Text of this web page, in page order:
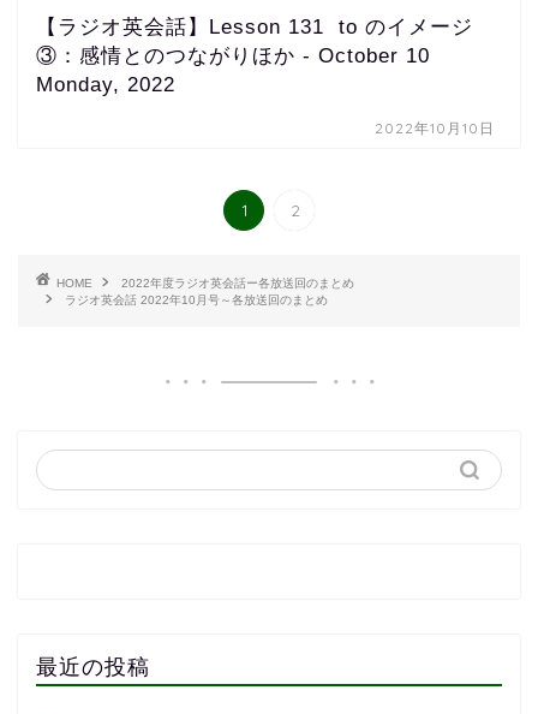
【ラジオ英会話】Lesson 131 to のイメージ
③：感情とのつながりほか - October 10
Monday, 2022
2022年10月10日
1 2
HOME
2022年度ラジオ英会話ー各放送回のまとめ
ラジオ英会話 2022年10月号～各放送回のまとめ
最近の投稿